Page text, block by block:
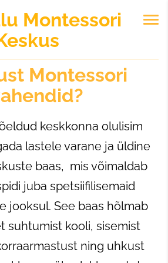
Montessori
Montessori
keskkonna olulisim
lastele varane ja üldine
baas, mis võimaldab
juba spetsiifilisemaid
jooksul. See baas hõlmab
suhtumist kooli, sisemist
ning uhkust